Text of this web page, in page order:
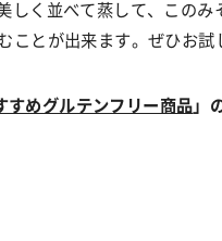
しく並べて蒸して、このみ
とが出来ます。ぜひお試
すめグルテンフリー商品」